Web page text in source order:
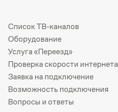
Список ТВ-каналов
Оборудование
Услуга «Переезд»
Проверка скорости интернета
Заявка на подключение
Возможность подключения
Вопросы и ответы